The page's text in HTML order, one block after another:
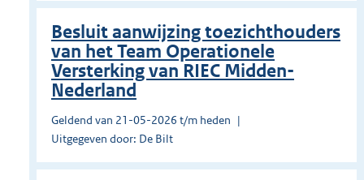
Besluit aanwijzing toezichthouders
van het Team Operationele
Versterking van RIEC Midden-
Nederland
Geldend van 21-05-2026 t/m heden
Uitgegeven door: De Bilt